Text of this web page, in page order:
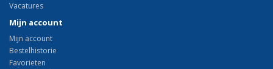
Vacatures
Mijn account
Mijn account
Bestelhistorie
Favorieten